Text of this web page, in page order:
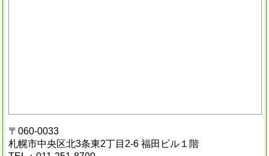
〒060-0033
札幌市中央区北3条東2丁目2-6 福田ビル１階